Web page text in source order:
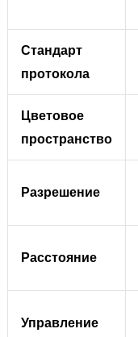
Стандарт
протокола
Цветовое
пространство
Разрешение
Расстояние
Управление